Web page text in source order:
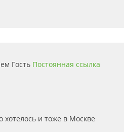
Гость Постоянная ссылка
хотелось и тоже в Москве